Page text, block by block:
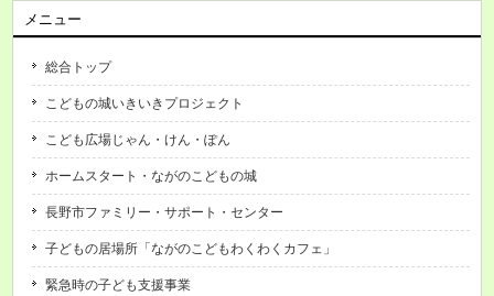
メニュー
総合トップ
こどもの城いきいきプロジェクト
こども広場じゃん・けん・ぽん
ホームスタート・ながのこどもの城
長野市ファミリー・サポート・センター
子どもの居場所「ながのこどもわくわくカフェ」
緊急時の子ども支援事業